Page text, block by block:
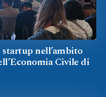
nell’ambito
Civile di